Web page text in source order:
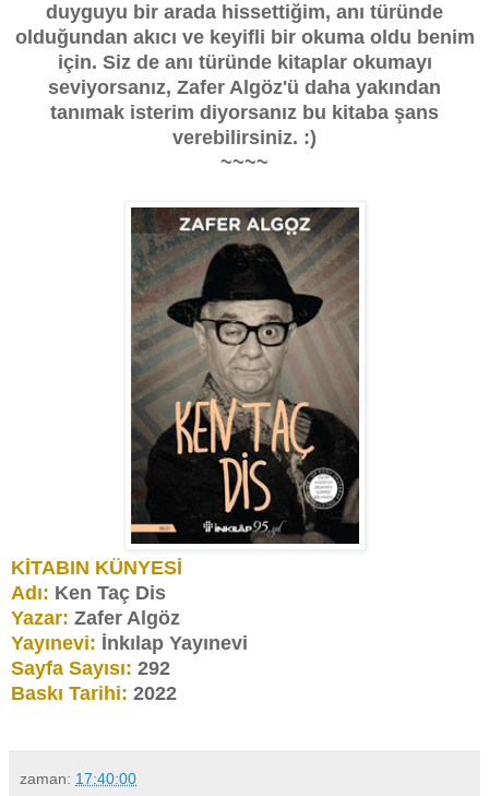
duyguyu bir arada hissettiğim, anı türünde
olduğundan akıcı ve keyifli bir okuma oldu benim
için. Siz de anı türünde kitaplar okumayı
seviyorsanız, Zafer Algöz'ü daha yakından
tanımak isterim diyorsanız bu kitaba şans
verebilirsiniz. :)
~~~~
KİTABIN KÜNYESİ
Adı: Ken Taç Dis
Yazar: Zafer Algöz
Yayınevi: İnkılap Yayınevi
Sayfa Sayısı: 292
Baskı Tarihi: 2022
zaman: 17:40:00